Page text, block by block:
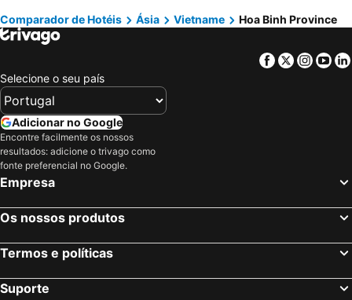
Hotéis em Minorca
Hotéis em Ibiza
Hotéis em Galiza
Hotéis em Douro
Hotéis em Serra da Estrela
Hotéis em Costa do Sol
Hotéis em Tenerife
Hotéis em São Miguel
Comparador de Hotéis Ásia Vietname Hoa Binh Province
Facebook
Twitter
Selecione o seu país
Adicionar no Google
Encontre facilmente os nossos
resultados: adicione o trivago como
fonte preferencial no Google.
Empresa
Os nossos produtos
Termos e políticas
Suporte